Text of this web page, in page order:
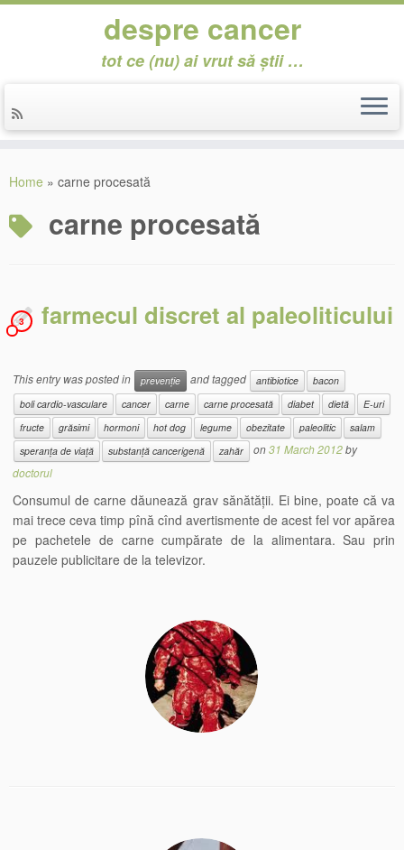
despre cancer
tot ce (nu) ai vrut să știi …
Home » carne procesată
carne procesată
farmecul discret al paleoliticului
3
This entry was posted in prevenție and tagged antibiotice
bacon
boli cardio-vasculare
cancer carne carne procesată diabet dietă
E-uri
fructe
grăsimi hormoni hot dog legume obezitate paleolitic
salam
speranța de viață
substanță cancerigenă zahăr on31 March 2012by
doctorul
Consumul de carne dăunează grav sănătății. Ei bine, poate că va
mai trece ceva timp pînă cînd avertismente de acest fel vor apărea
pe pachetele de carne cumpărate de la alimentara. Sau prin
pauzele publicitare de la televizor.